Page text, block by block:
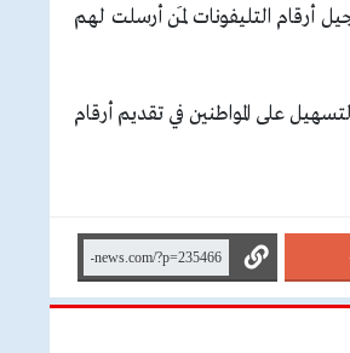
أرقام التليفونات لمَن أرسلت لهم
على المواطنين في تقديم أرقام